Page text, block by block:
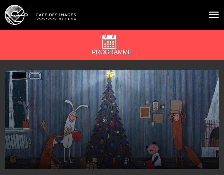
À L’AFFICHE
ÉVÉNEMENTS
CAFÉ DU CINÉ
PRATIQUE
ÉDUCATION AUX IMAGES
PROGRAMME